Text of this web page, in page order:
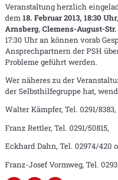
Veranstaltung herzlich
dem 18. Februar 2013, 18:30 Uhr,
Arnsberg, Clemens-August-Str.
17:30 Uhr an können vorab
Ansprechpartnern der PSH
Probleme geführt werden.
Wer näheres zu der
der Selbsthilfegruppe hat,
Walter Kämpfer, Tel. 0291/8383,
Franz Rettler, Tel. 0291/50815,
Eckhard Dahn, Tel. 02974/420
Franz-Josef Vormweg, Tel.